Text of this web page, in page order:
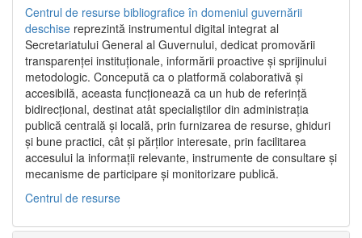
Centrul de resurse bibliografice în domeniul guvernării
deschise reprezintă instrumentul digital integrat al
Secretariatului General al Guvernului, dedicat promovării
transparenței instituționale, informării proactive și sprijinului
metodologic. Concepută ca o platformă colaborativă și
accesibilă, aceasta funcționează ca un hub de referință
bidirecțional, destinat atât specialiștilor din administrația
publică centrală și locală, prin furnizarea de resurse, ghiduri
și bune practici, cât și părților interesate, prin facilitarea
accesului la informații relevante, instrumente de consultare și
mecanisme de participare și monitorizare publică.
Centrul de resurse